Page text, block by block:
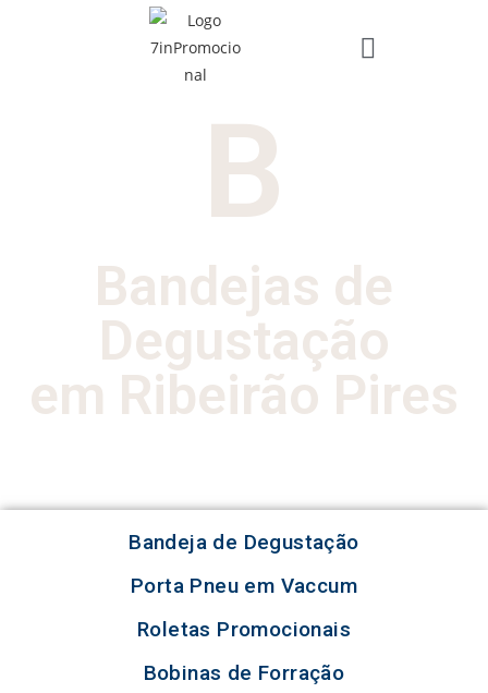
B
Bandejas de
Degustação
em Ribeirão Pires
Bandeja de Degustação
Porta Pneu em Vaccum
Roletas Promocionais
Bobinas de Forração